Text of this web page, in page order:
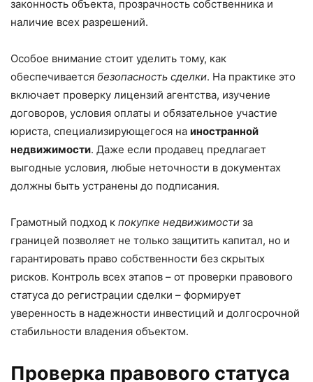
законность объекта, прозрачность собственника и
наличие всех разрешений.
Особое внимание стоит уделить тому, как
обеспечивается безопасность сделки. На практике это
включает проверку лицензий агентства, изучение
договоров, условия оплаты и обязательное участие
юриста, специализирующегося на иностранной
недвижимости. Даже если продавец предлагает
выгодные условия, любые неточности в документах
должны быть устранены до подписания.
Грамотный подход к покупке недвижимости за
границей позволяет не только защитить капитал, но и
гарантировать право собственности без скрытых
рисков. Контроль всех этапов – от проверки правового
статуса до регистрации сделки – формирует
уверенность в надежности инвестиций и долгосрочной
стабильности владения объектом.
Проверка правового статуса